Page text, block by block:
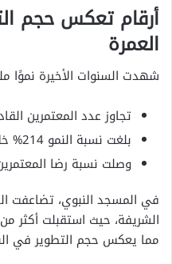
أرقام تعكس حجم
العمرة
شهدت السنوات الأخيرة نموًا
تجاوز عدد المعتمرين القادمين من
بلغت نسبة النمو 214% خلال ثلاث سنوات
وصلت نسبة رضا المعتمرين
في المسجد النبوي، تضاعفت
مما يعكس حجم التطوير في